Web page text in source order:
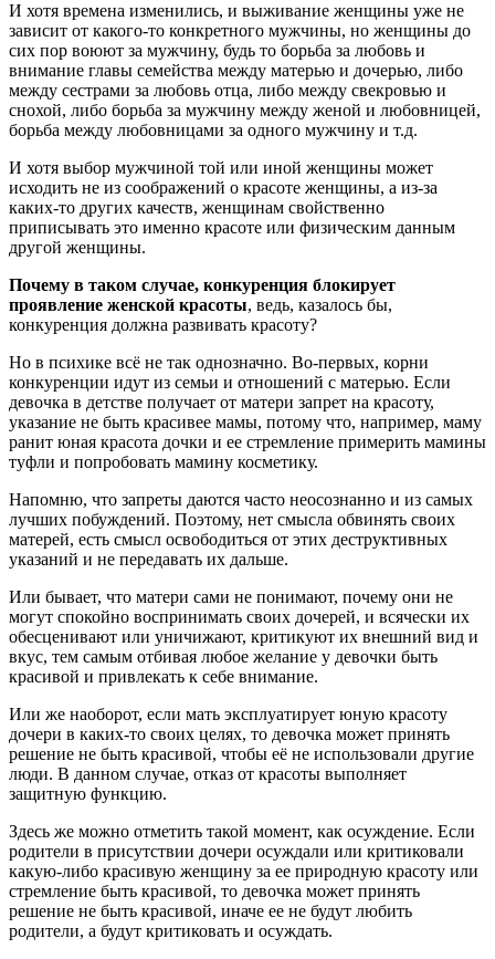
И хотя времена изменились, и выживание женщины уже не
зависит от какого-то конкретного мужчины, но женщины до
сих пор воюют за мужчину, будь то борьба за любовь и
внимание главы семейства между матерью и дочерью, либо
между сестрами за любовь отца, либо между свекровью и
снохой, либо борьба за мужчину между женой и любовницей,
борьба между любовницами за одного мужчину и т.д.
И хотя выбор мужчиной той или иной женщины может
исходить не из соображений о красоте женщины, а из-за
каких-то других качеств, женщинам свойственно
приписывать это именно красоте или физическим данным
другой женщины.
Почему в таком случае, конкуренция блокирует
проявление женской красоты, ведь, казалось бы,
конкуренция должна развивать красоту?
Но в психике всё не так однозначно. Во-первых, корни
конкуренции идут из семьи и отношений с матерью. Если
девочка в детстве получает от матери запрет на красоту,
указание не быть красивее мамы, потому что, например, маму
ранит юная красота дочки и ее стремление примерить мамины
туфли и попробовать мамину косметику.
Напомню, что запреты даются часто неосознанно и из самых
лучших побуждений. Поэтому, нет смысла обвинять своих
матерей, есть смысл освободиться от этих деструктивных
указаний и не передавать их дальше.
Или бывает, что матери сами не понимают, почему они не
могут спокойно воспринимать своих дочерей, и всячески их
обесценивают или уничижают, критикуют их внешний вид и
вкус, тем самым отбивая любое желание у девочки быть
красивой и привлекать к себе внимание.
Или же наоборот, если мать эксплуатирует юную красоту
дочери в каких-то своих целях, то девочка может принять
решение не быть красивой, чтобы её не использовали другие
люди. В данном случае, отказ от красоты выполняет
защитную функцию.
Здесь же можно отметить такой момент, как осуждение. Если
родители в присутствии дочери осуждали или критиковали
какую-либо красивую женщину за ее природную красоту или
стремление быть красивой, то девочка может принять
решение не быть красивой, иначе ее не будут любить
родители, а будут критиковать и осуждать.